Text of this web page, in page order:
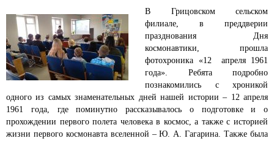
В Грицовском сельском
филиале, в преддверии
празднования Дня
космонавтики, прошла
фотохроника «12 апреля 1961
года». Ребята подробно
познакомились с хроникой
одного из самых знаменательных дней нашей истории – 12 апреля
1961 года, где поминутно рассказывалось о подготовке и о
прохождении первого полета человека в космос, а также с историей
жизни первого космонавта вселенной – Ю. А. Гагарина. Также была